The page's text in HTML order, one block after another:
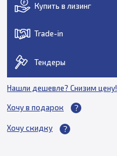
Купить в лизинг
Trade-in
Тендеры
Нашли дешевле? Снизим цену!
Хочу в подарок
Хочу скидку